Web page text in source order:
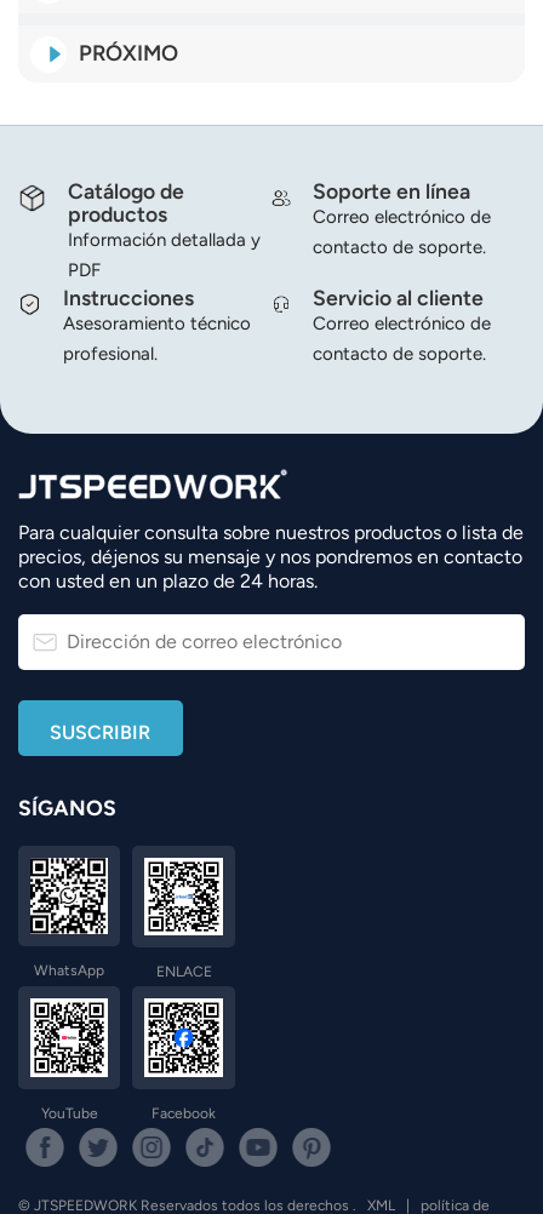
PRÓXIMO
Catálogo de
productos
Información detallada y
PDF
Soporte en línea
Correo electrónico de
contacto de soporte.
Instrucciones
Asesoramiento técnico
profesional.
Servicio al cliente
Correo electrónico de
contacto de soporte.
Para cualquier consulta sobre nuestros productos o lista de
precios, déjenos su mensaje y nos pondremos en contacto
con usted en un plazo de 24 horas.
SÍGANOS
WhatsApp ENLACE
YouTube Facebook
© JTSPEEDWORK Reservados todos los derechos . XML | política de